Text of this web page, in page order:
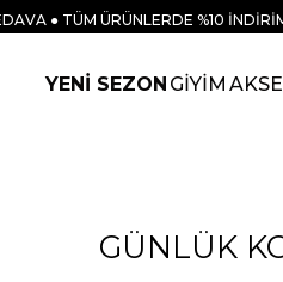
● TÜM ÜRÜNLERDE %10
YENİ SEZON GİYİM
GÜNLÜK